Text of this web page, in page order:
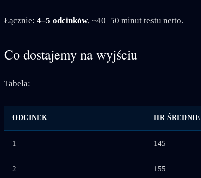
Łącznie: 4–5 odcinków, ~40–50 minut testu netto.
Co dostajemy na wyjściu
Tabela:
ODCINEK HR ŚREDNIE
1 145
2 155